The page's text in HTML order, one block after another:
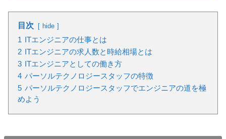
目次 hide
1 ITエンジニアの仕事とは
2 ITエンジニアの求人数と時給相場とは
3 ITエンジニアとしての働き方
4 パーソルテクノロジースタッフの特徴
5 パーソルテクノロジースタッフでエンジニアの道を極
めよう